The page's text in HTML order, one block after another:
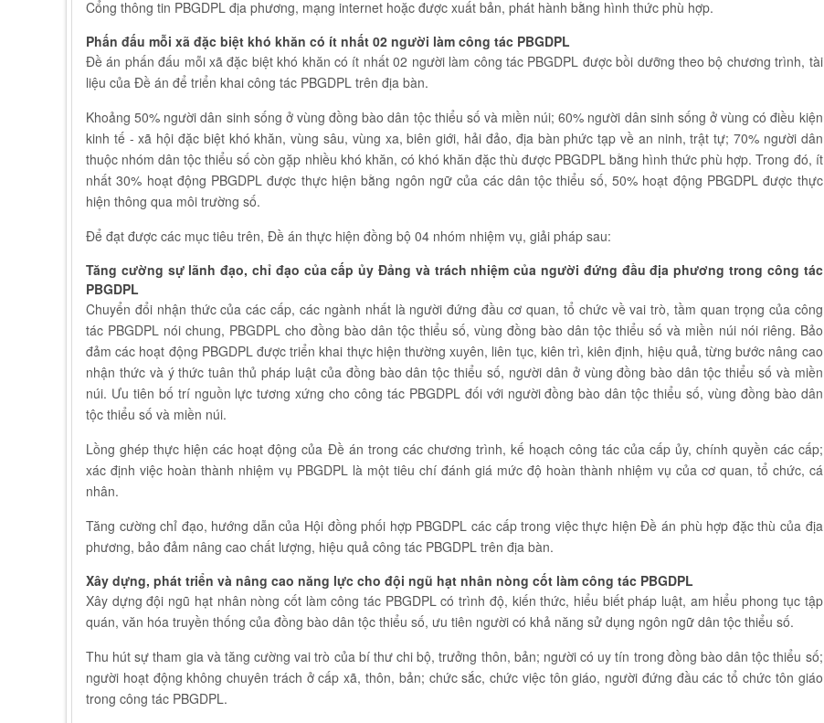
Cổng thông tin PBGDPL địa phương, mạng internet hoặc được xuất bản, phát hành bằng hình thức phù hợp.
Phấn đấu mỗi xã đặc biệt khó khăn có ít nhất 02 người làm công tác PBGDPL
Đề án phấn đấu mỗi xã đặc biệt khó khăn có ít nhất 02 người làm công tác PBGDPL được bồi dưỡng theo bộ chương trình, tài
liệu của Đề án để triển khai công tác PBGDPL trên địa bàn.
Khoảng 50% người dân sinh sống ở vùng đồng bào dân tộc thiểu số và miền núi; 60% người dân sinh sống ở vùng có điều kiện
kinh tế - xã hội đặc biệt khó khăn, vùng sâu, vùng xa, biên giới, hải đảo, địa bàn phức tạp về an ninh, trật tự; 70% người dân
thuộc nhóm dân tộc thiểu số còn gặp nhiều khó khăn, có khó khăn đặc thù được PBGDPL bằng hình thức phù hợp. Trong đó, ít
nhất 30% hoạt động PBGDPL được thực hiện bằng ngôn ngữ của các dân tộc thiểu số, 50% hoạt động PBGDPL được thực
hiện thông qua môi trường số.
Để đạt được các mục tiêu trên, Đề án thực hiện đồng bộ 04 nhóm nhiệm vụ, giải pháp sau:
Tăng cường sự lãnh đạo, chỉ đạo của cấp ủy Đảng và trách nhiệm của người đứng đầu địa phương trong công tác
PBGDPL
Chuyển đổi nhận thức của các cấp, các ngành nhất là người đứng đầu cơ quan, tổ chức về vai trò, tầm quan trọng của công
tác PBGDPL nói chung, PBGDPL cho đồng bào dân tộc thiểu số, vùng đồng bào dân tộc thiểu số và miền núi nói riêng. Bảo
đảm các hoạt động PBGDPL được triển khai thực hiện thường xuyên, liên tục, kiên trì, kiên định, hiệu quả, từng bước nâng cao
nhận thức và ý thức tuân thủ pháp luật của đồng bào dân tộc thiểu số, người dân ở vùng đồng bào dân tộc thiểu số và miền
núi. Ưu tiên bố trí nguồn lực tương xứng cho công tác PBGDPL đối với người đồng bào dân tộc thiểu số, vùng đồng bào dân
tộc thiểu số và miền núi.
Lồng ghép thực hiện các hoạt động của Đề án trong các chương trình, kế hoạch công tác của cấp ủy, chính quyền các cấp;
xác định việc hoàn thành nhiệm vụ PBGDPL là một tiêu chí đánh giá mức độ hoàn thành nhiệm vụ của cơ quan, tổ chức, cá
nhân.
Tăng cường chỉ đạo, hướng dẫn của Hội đồng phối hợp PBGDPL các cấp trong việc thực hiện Đề án phù hợp đặc thù của địa
phương, bảo đảm nâng cao chất lượng, hiệu quả công tác PBGDPL trên địa bàn.
Xây dựng, phát triển và nâng cao năng lực cho đội ngũ hạt nhân nòng cốt làm công tác PBGDPL
Xây dựng đội ngũ hạt nhân nòng cốt làm công tác PBGDPL có trình độ, kiến thức, hiểu biết pháp luật, am hiểu phong tục tập
quán, văn hóa truyền thống của đồng bào dân tộc thiểu số, ưu tiên người có khả năng sử dụng ngôn ngữ dân tộc thiểu số.
Thu hút sự tham gia và tăng cường vai trò của bí thư chi bộ, trưởng thôn, bản; người có uy tín trong đồng bào dân tộc thiểu số;
người hoạt động không chuyên trách ở cấp xã, thôn, bản; chức sắc, chức việc tôn giáo, người đứng đầu các tổ chức tôn giáo
trong công tác PBGDPL.